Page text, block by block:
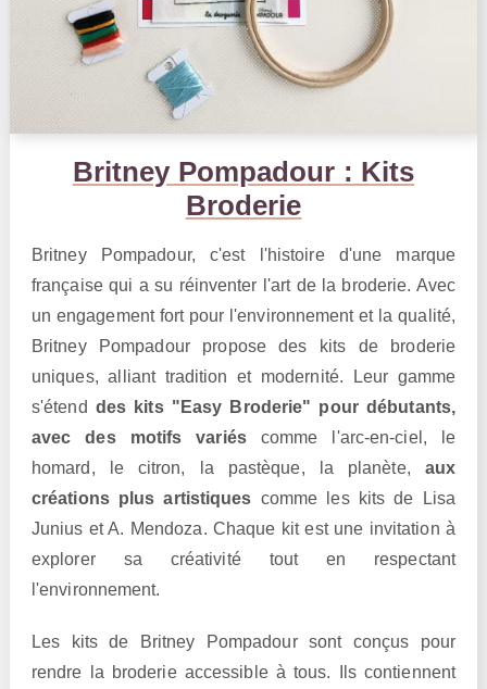
Britney Pompadour : Kits
Broderie
Britney Pompadour, c'est l'histoire d'une marque
française qui a su réinventer l'art de la broderie. Avec
un engagement fort pour l'environnement et la qualité,
Britney Pompadour propose des kits de broderie
uniques, alliant tradition et modernité. Leur gamme
s'étend des kits "Easy Broderie" pour débutants,
avec des motifs variéscomme l'arc-en-ciel, le
homard, le citron, la pastèque, la planète, aux
créations plus artistiques comme les kits de Lisa
Junius et A. Mendoza. Chaque kit est une invitation à
explorer sa créativité tout en respectant
l'environnement.
Les kits de Britney Pompadour sont conçus pour
rendre la broderie accessible à tous. Ils contiennent